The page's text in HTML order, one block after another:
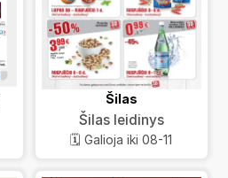
Šilas
Šilas leidinys
🗓️ Galioja iki 08-11